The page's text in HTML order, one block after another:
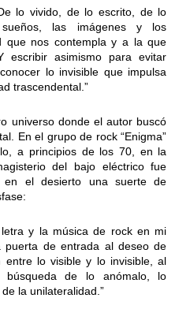
lo vivido, de lo escrito, de lo
las imágenes y los
que nos contempla y a la que
escribir asimismo para evitar
lo invisible que impulsa
trascendental.”
universo donde el autor buscó
En el grupo de rock “Enigma”
a principios de los 70, en la
del bajo eléctrico fue
el desierto una suerte de
y la música de rock en mi
puerta de entrada al deseo de
entre lo visible y lo invisible, al
búsqueda de lo anómalo, lo
la unilateralidad.”